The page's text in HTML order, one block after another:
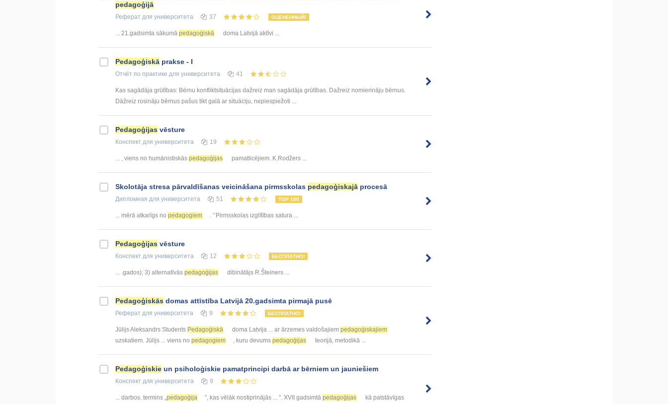
pedagoģijā
Реферат для университета 37 ОЦЕНЕННЫЙ!
... 21.gadsimta sākumā pedagoģiskā doma Latvijā aktīvi ...
Pedagoģiskā prakse - I
Отчёт по практике для университета 41
Kas sagādāja grūtības: Bērnu konfliktsituācijas dažreiz man sagādāja grūtības. Dažreiz nomierināju bērnus.
Dāžreiz rosināju bērnus pašus tikt galā ar situāciju, nepiespiežoti ...
Pedagoģijas vēsture
Конспект для университета 19
... , viens no humānistiskās pedagoģijas pamatlicējiem. K.Rodžers ...
Skolotāja stresa pārvaldīšanas veicināšana pirmsskolas pedagoģiskajā procesā
Дипломная для университета 51 TOP 100
... mērā atkarīgs no pedagogiem . ‘’Pirmsskolas izglītības satura ...
Pedagoģijas vēsture
Конспект для университета 12 БЕСПЛАТНО!
... .gados); 3) alternatīvās pedagoģijas dibinātājs R.Šteiners ...
Pedagoģiskās domas attīstība Latvijā 20.gadsimta pirmajā pusē
Реферат для университета 9 БЕСПЛАТНО!
Jūlijs Aleksandrs Students Pedagoģiskā doma Latvija ... ar ārzemes valdošajiem pedagoģiskajiem
uzskatiem. Jūlijs ... viens no pedagogiem , kuru devums pedagoģijas teorijā, metodikā ...
Pedagoģiskie un psiholoģiskie pamatprincipi darbā ar bērniem un jauniešiem
Конспект для университета 9
... darbos. termins „pedagoģija ”, kas vēlāk nostiprinājās ... ”. XVII gadsimtā pedagoģijas
kā patstāvīgas